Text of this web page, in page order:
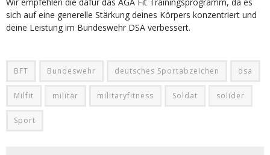
sich auf eine generelle Stärkung deines Körpers konzentriert und
deine Leistung im Bundeswehr DSA verbessert.
BFT Bundeswehr deutsches Sportabzeichen dsa
Milfit militär militaryfitness Soldat solider
Sport